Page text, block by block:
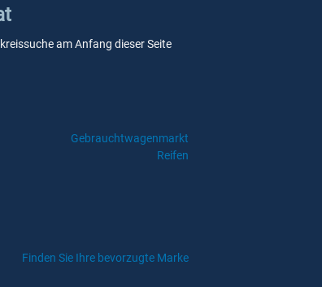
am Anfang dieser Seite
Gebrauchtwagenmarkt
Reifen
Finden Sie Ihre bevorzugte Marke